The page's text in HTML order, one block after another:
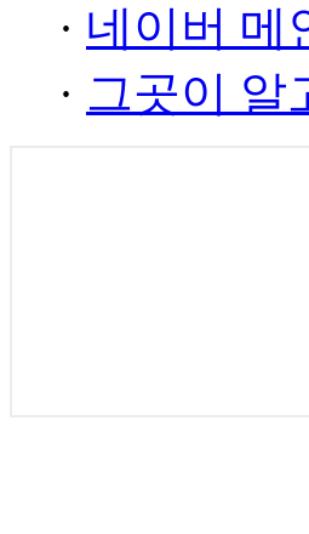
· 네이버
· 그곳이